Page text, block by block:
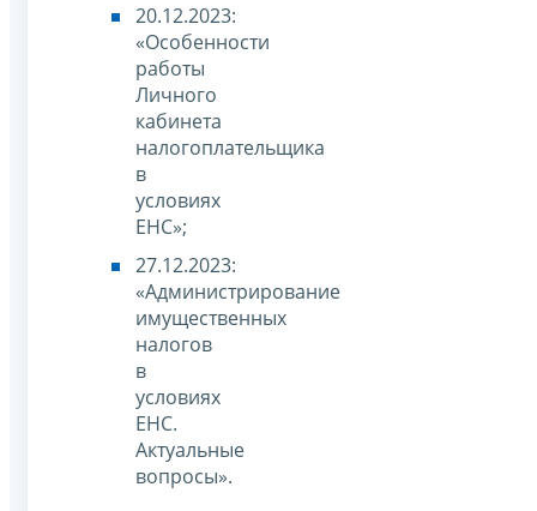
20.12.2023:
«Особенности
работы
Личного
кабинета
налогоплательщика
в
условиях
ЕНС»;
27.12.2023:
«Администрирование
имущественных
налогов
в
условиях
ЕНС.
Актуальные
вопросы».